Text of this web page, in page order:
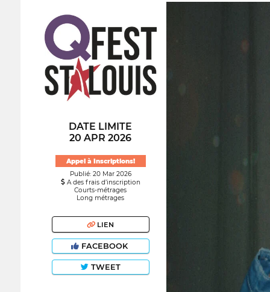
DATE LIMITE
20 APR 2026
Appel à Inscriptions!
Publié: 20 Mar 2026
A des frais d’inscription
Courts-métrages
Long métrages
LIEN
FACEBOOK
TWEET